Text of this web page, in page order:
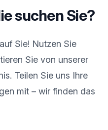
suchen Sie?
Sie! Nutzen Sie
Sie von unserer
Teilen Sie uns Ihre
mit – wir finden das